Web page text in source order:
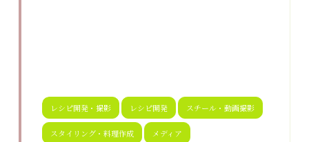
レシピ開発・撮影 レシピ開発 スチール・動画撮影
スタイリング・料理作成 メディア